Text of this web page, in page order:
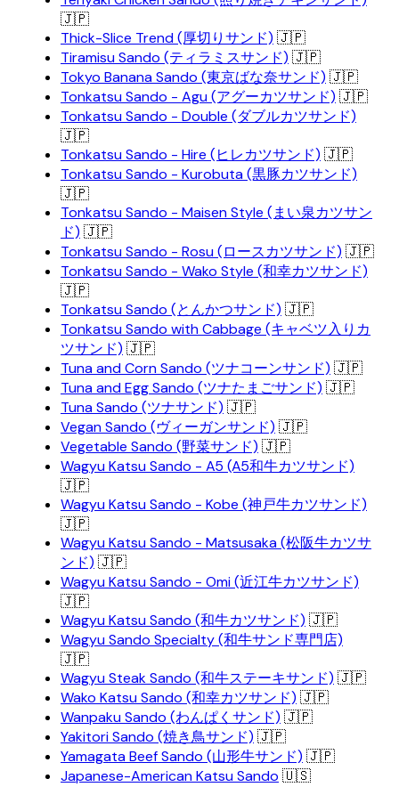
🇯🇵
Thick-Slice Trend (厚切りサンド) 🇯🇵
Tiramisu Sando (ティラミスサンド) 🇯🇵
Tokyo Banana Sando (東京ばな奈サンド) 🇯🇵
Tonkatsu Sando - Agu (アグーカツサンド) 🇯🇵
Tonkatsu Sando - Double (ダブルカツサンド)
🇯🇵
Tonkatsu Sando - Hire (ヒレカツサンド) 🇯🇵
Tonkatsu Sando - Kurobuta (黒豚カツサンド)
🇯🇵
Tonkatsu Sando - Maisen Style (まい泉カツサン
ド) 🇯🇵
Tonkatsu Sando - Rosu (ロースカツサンド) 🇯🇵
Tonkatsu Sando - Wako Style (和幸カツサンド)
🇯🇵
Tonkatsu Sando (とんかつサンド) 🇯🇵
Tonkatsu Sando with Cabbage (キャベツ入りカ
ツサンド) 🇯🇵
Tuna and Corn Sando (ツナコーンサンド) 🇯🇵
Tuna and Egg Sando (ツナたまごサンド) 🇯🇵
Tuna Sando (ツナサンド) 🇯🇵
Vegan Sando (ヴィーガンサンド) 🇯🇵
Vegetable Sando (野菜サンド) 🇯🇵
Wagyu Katsu Sando - A5 (A5和牛カツサンド)
🇯🇵
Wagyu Katsu Sando - Kobe (神戸牛カツサンド)
🇯🇵
Wagyu Katsu Sando - Matsusaka (松阪牛カツサ
ンド) 🇯🇵
Wagyu Katsu Sando - Omi (近江牛カツサンド)
🇯🇵
Wagyu Katsu Sando (和牛カツサンド) 🇯🇵
Wagyu Sando Specialty (和牛サンド専門店)
🇯🇵
Wagyu Steak Sando (和牛ステーキサンド) 🇯🇵
Wako Katsu Sando (和幸カツサンド) 🇯🇵
Wanpaku Sando (わんぱくサンド) 🇯🇵
Yakitori Sando (焼き鳥サンド) 🇯🇵
Yamagata Beef Sando (山形牛サンド) 🇯🇵
Japanese-American Katsu Sando 🇺🇸